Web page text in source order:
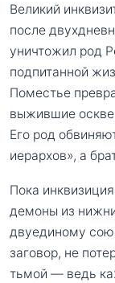
Великий
после
уничтожил род
подпитанной
Поместье
выжившие
Его род
иерархов», а
Пока
демоны из
двуединому
заговор, не
тьмой — ведь